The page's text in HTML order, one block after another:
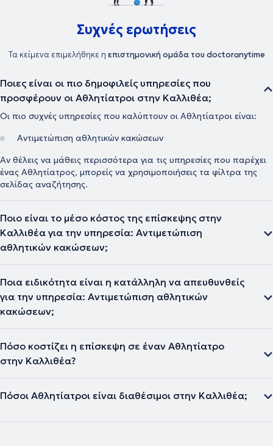
Συχνές ερωτήσεις
Τα κείμενα επιμελήθηκε η επιστημονική ομάδα του doctoranytime
Ποιες είναι οι πιο δημοφιλείς υπηρεσίες που
προσφέρουν οι Αθλητίατροι στην Καλλιθέα;
Οι πιο συχνές υπηρεσίες που καλύπτουν οι Αθλητίατροι είναι:
Αντιμετώπιση αθλητικών κακώσεων
Αν θέλεις να μάθεις περισσότερα για τις υπηρεσίες που παρέχει
ένας Αθλητίατρος, μπορείς να χρησιμοποιήσεις τα φίλτρα της
σελίδας αναζήτησης.
Ποιο είναι το μέσο κόστος της επίσκεψης στην
Καλλιθέα για την υπηρεσία: Αντιμετώπιση
αθλητικών κακώσεων;
Ποια ειδικότητα είναι η κατάλληλη να απευθυνθείς
για την υπηρεσία: Αντιμετώπιση αθλητικών
κακώσεων;
Πόσο κοστίζει η επίσκεψη σε έναν Αθλητίατρο
στην Καλλιθέα?
Πόσοι Αθλητίατροι είναι διαθέσιμοι στην Καλλιθέα;